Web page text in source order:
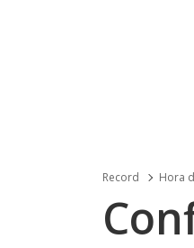
Record Hora